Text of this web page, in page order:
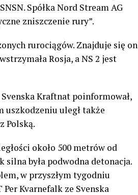
Spółka Nord Stream AG
zniszczenie rury”.
rurociągów. Znajduje się on
Rosja, a NS 2 jest
Kraftnat poinformował,
uszkodzeniu uległ także
Polską.
około 500 metrów od
była podwodna detonacja.
w przyszłym tygodniu
Kvarnefalk ze Svenska